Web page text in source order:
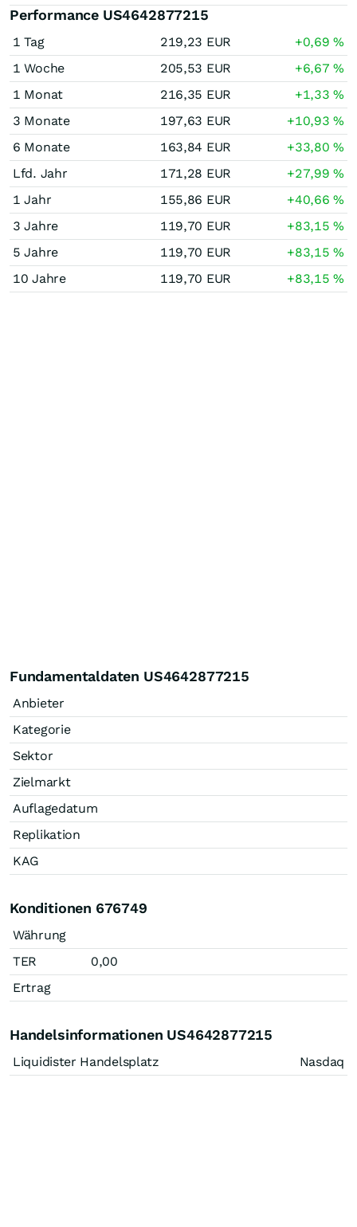
Performance US4642877215
1 Tag 219,23 EUR +0,69%
1 Woche
205,53 EUR +6,67%
1 Monat
216,35 EUR +1,33%
3 Monate
197,63 EUR +10,93%
6 Monate
163,84 EUR +33,80%
Lfd. Jahr
171,28 EUR +27,99%
1 Jahr
155,86 EUR +40,66%
3 Jahre
119,70 EUR +83,15%
5 Jahre
119,70 EUR +83,15%
10 Jahre
119,70 EUR +83,15%
Fundamentaldaten US4642877215
Anbieter
Kategorie
Sektor
Zielmarkt
Auflagedatum
Replikation
KAG
Konditionen 676749
Währung
TER
0,00
Ertrag
Handelsinformationen US4642877215
Liquidister Handelsplatz Nasdaq